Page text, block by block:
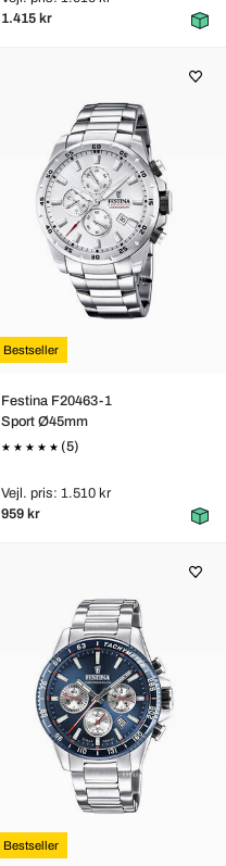
1.415 kr
Bestseller
Festina F20463-1
Sport Ø45mm
(5)
Vejl. pris: 1.510 kr
959 kr
Bestseller